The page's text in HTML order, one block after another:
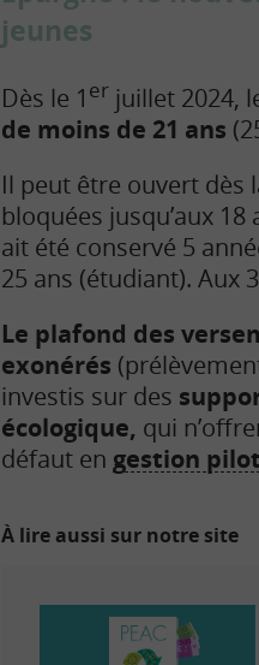
jeunes
Dès le 1 er juillet 2024,
de moins de 21 ans
Il peut être ouvert dès
bloquées jusqu’aux
ait été conservé 5
25 ans (étudiant). Aux
Le plafond des
exonérés
investis sur des
écologique, qui
défaut en gestion
À lire aussi sur notre site